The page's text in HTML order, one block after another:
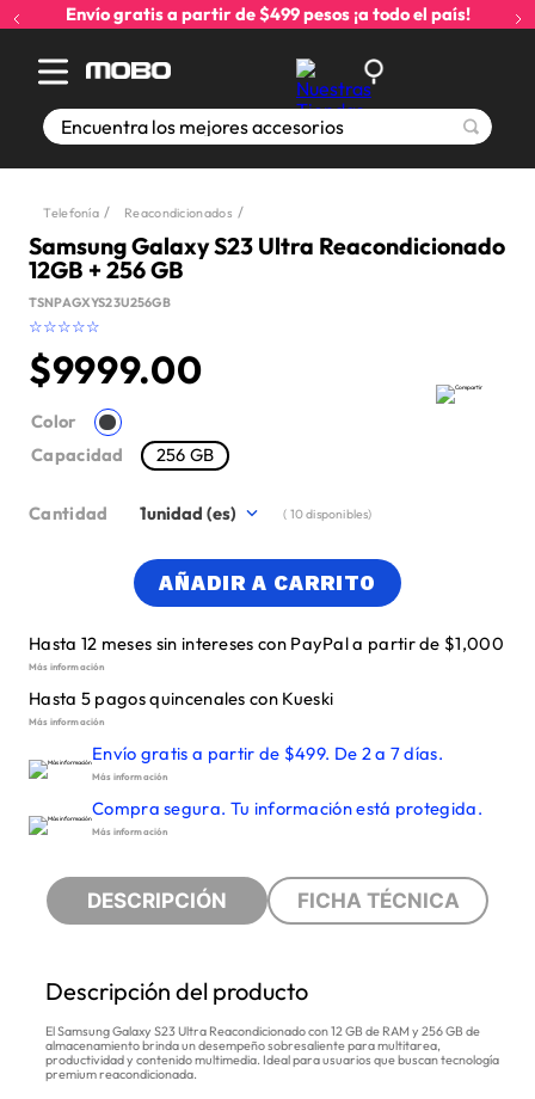
Envío gratis a partir de $499 pesos ¡a todo el país!
Encuentra los mejores accesorios
Telefonía Reacondicionados
Samsung Galaxy S23 Ultra Reacondicionado
12GB + 256 GB
TSNPAGXYS23U256GB
☆☆☆☆☆
$9999.00
Capacidad 256 GB
Color
Cantidad 1 ( 10disponibles)
AÑADIR A CARRITO
Hasta 12 meses sin intereses con PayPal a partir de $1,000
Más información
Hasta 5 pagos quincenales con Kueski
Más información
Envío gratis a partir de $499. De 2 a 7 días.
Más información
Compra segura. Tu información está protegida.
Más información
DESCRIPCIÓN FICHA TÉCNICA
Descripción del producto
El Samsung Galaxy S23 Ultra Reacondicionado con 12 GB de RAM y 256 GB de
almacenamiento brinda un desempeño sobresaliente para multitarea,
productividad y contenido multimedia. Ideal para usuarios que buscan tecnología
premium reacondicionada.